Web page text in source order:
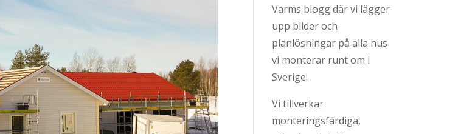
Varms blogg där vi lägger
upp bilder och
planlösningar på alla hus
vi monterar runt om i
Sverige.
Vi tillverkar
monteringsfärdiga,